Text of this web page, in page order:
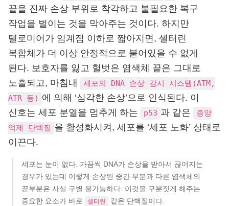
끝을 진짜 손상 부위로 착각하고 불필요한 복구
작업을 벌이는 것을 막아주는 것이다. 하지만
텔로미어가 임계점 이하로 짧아지면, 셸터린
복합체가 더 이상 안정적으로 붙어있을 수 없게
된다. 보호자를 잃고 헐벗은 염색체 끝은 그대로
노출되고, 마침내
세포의 DNA 손상 감시 시스템(ATM,
ATR 등) 에 의해 ‘심각한 손상’으로 인식된다. 이
신호는 세포 분열을 멈추게 하는
p53 과 같은
종양
억제 단백질 을 활성화시켜, 세포를 ‘세포 노화’ 상태로
이끈다.
세포는 눈이 없다. 가끔씩 DNA가 손상을 받아서 끊어지는
경우가 있는데 이렇게 손상된 중간 부분과 다른 염색체의
끝부분은 사실 구별 불가능하다. 이것을 구분짓게 해주는
중요한 요소가 바로
셸터린 같은 단백질이다.